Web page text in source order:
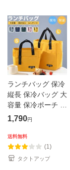
ランチバッグ 保冷
縦長 保冷バッグ 大
容量 保冷ポーチ 3
つポケット付き お
ランチバッグ 保温
断熱 クーラーバッ
グ フ
1,790円
送料無料
(1)
タクトアップ